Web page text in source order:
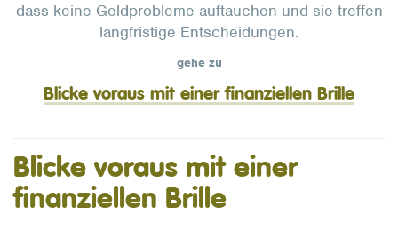
dass keine Geldprobleme auftauchen und sie treffen
langfristige Entscheidungen.
gehe zu
Blicke voraus mit einer finanziellen Brille
Blicke voraus mit einer
finanziellen Brille